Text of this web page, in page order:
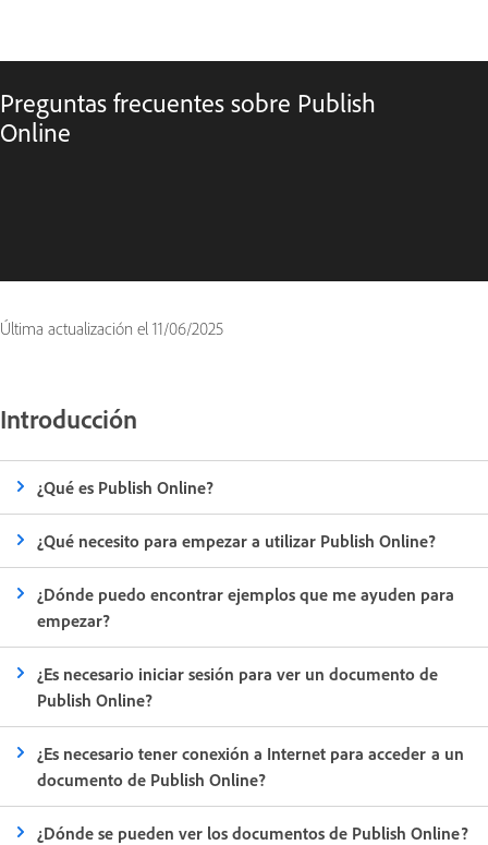
Preguntas frecuentes sobre Publish
Online
Última actualización el 11/06/2025
Introducción
¿Qué es Publish Online?
¿Qué necesito para empezar a utilizar Publish Online?
¿Dónde puedo encontrar ejemplos que me ayuden para
empezar?
¿Es necesario iniciar sesión para ver un documento de
Publish Online?
¿Es necesario tener conexión a Internet para acceder a un
documento de Publish Online?
¿Dónde se pueden ver los documentos de Publish Online?